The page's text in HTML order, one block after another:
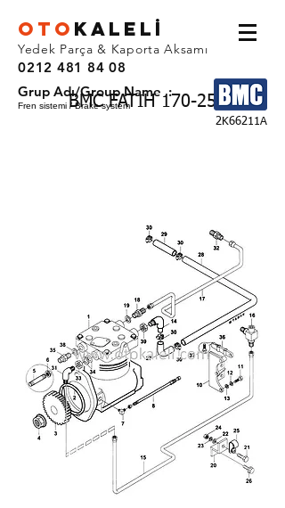
OTO KALEL İ
Yedek Parça & Kaporta Aksamı
0212 481 84 08
BMC FATIH 170-25
Grup Adı/Group Name :
Fren sistemi / Brake system
2K66211A